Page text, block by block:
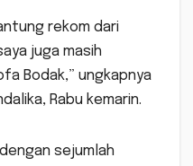
rekom dari
juga masih
Bodak,” ungkapnya
Rabu kemarin.
sejumlah